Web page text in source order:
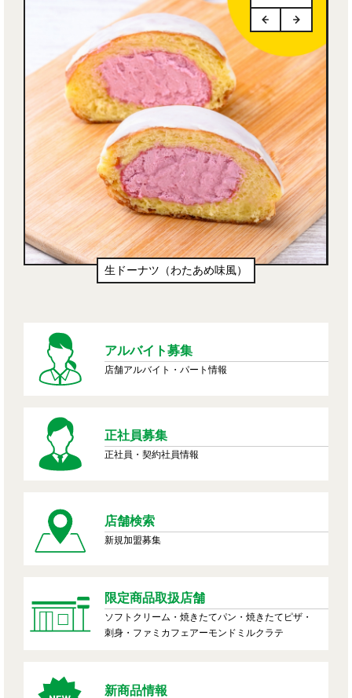
生ドーナツ（わたあめ味風）
アルバイト募集
店舗アルバイト・パート情報
正社員募集
正社員・契約社員情報
店舗検索
新規加盟募集
限定商品取扱店舗
ソフトクリーム・焼きたてパン・焼きたてピザ・
刺身・ファミカフェアーモンドミルクラテ
新商品情報